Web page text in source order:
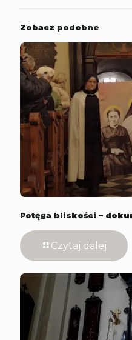
Zobacz podobne
Potęga bliskości –
Czytaj dalej